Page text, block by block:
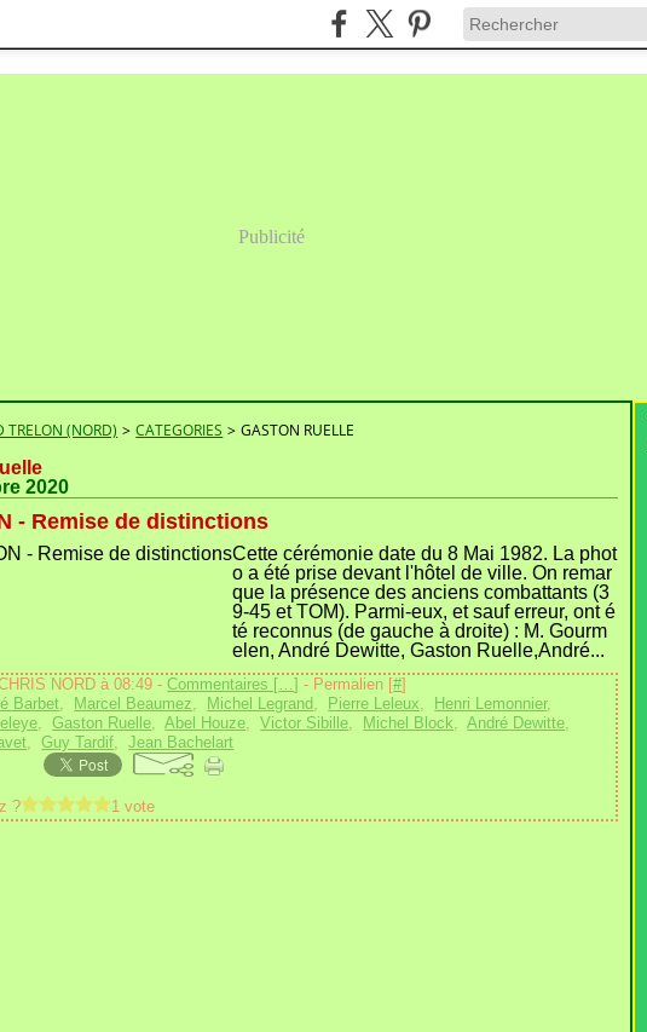
Publicité
TRELON (NORD) > CATEGORIES > GASTON RUELLE
2020
- Remise de distinctions
Cette cérémonie date du 8 Mai 1982. La phot
o a été prise devant l'hôtel de ville. On remar
que la présence des anciens combattants (3
9-45 et TOM). Parmi-eux, et sauf erreur, ont é
té reconnus (de gauche à droite) : M. Gourm
elen, André Dewitte, Gaston Ruelle,André...
NORD à 08:49 -Commentaires […] - Permalien [#]
Barbet, Marcel Beaumez, Michel Legrand , Pierre Leleux, Henri Lemonnier,
,Gaston Ruelle,Abel Houze,Victor Sibille, Michel Block,André Dewitte,
,Guy Tardif,Jean Bachelart
? 1 vote